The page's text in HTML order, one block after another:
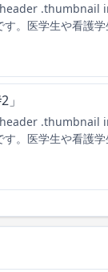
.thumbnail
。医学生や看護
.thumbnail
。医学生や看護